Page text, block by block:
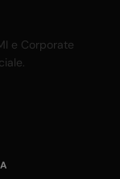
e Corporate